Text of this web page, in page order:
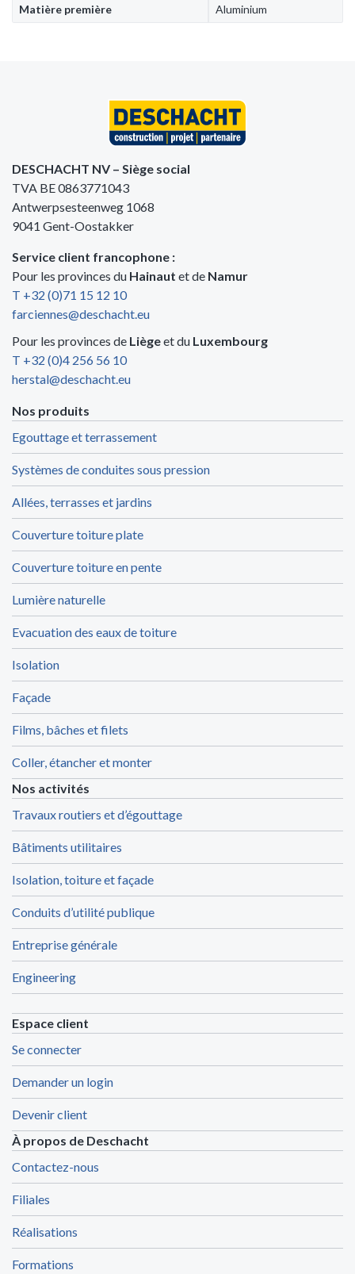
Matière première
Aluminium
DESCHACHT NV – Siège social
TVA BE 0863771043
Antwerpsesteenweg 1068
9041 Gent-Oostakker
Service client francophone :
Pour les provinces du Hainaut et de Namur
T +32 (0)71 15 12 10
farciennes@deschacht.eu
Pour les provinces de Liègeet du Luxembourg
T +32 (0)4 256 56 10
herstal@deschacht.eu
Nos produits
Egouttage et terrassement
Systèmes de conduites sous pression
Allées, terrasses et jardins
Couverture toiture plate
Couverture toiture en pente
Lumière naturelle
Evacuation des eaux de toiture
Isolation
Façade
Films, bâches et filets
Coller, étancher et monter
Nos activités
Travaux routiers et d’égouttage
Bâtiments utilitaires
Isolation, toiture et façade
Conduits d’utilité publique
Entreprise générale
Engineering
Espace client
Se connecter
Demander un login
Devenir client
À propos de Deschacht
Contactez-nous
Filiales
Réalisations
Formations